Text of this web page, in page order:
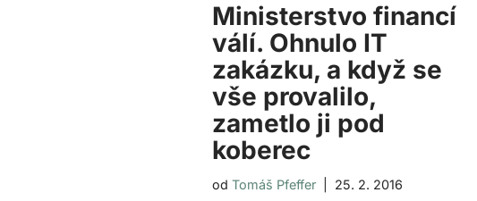
Ministerstvo financí
válí. Ohnulo IT
zakázku, a když se
vše provalilo,
zametlo ji pod
koberec
od Tomáš Pfeffer 25. 2. 2016